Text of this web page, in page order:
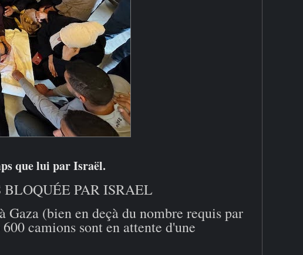
que lui par Israël.
PAR ISRAEL
(bien en deçà du nombre requis par
camions sont en attente d'une